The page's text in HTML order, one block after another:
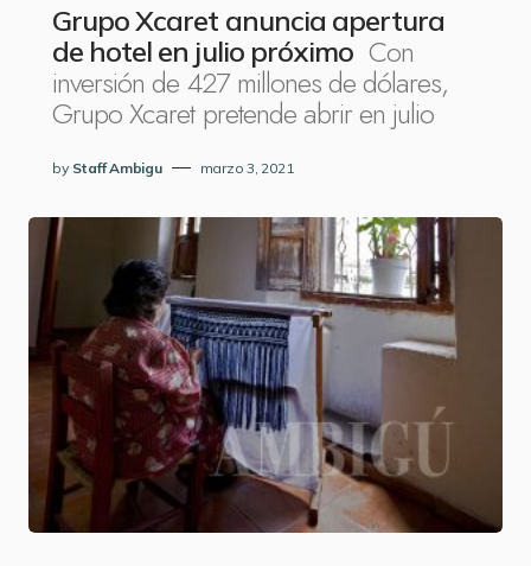
Grupo Xcaret anuncia apertura
de hotel en julio próximo Con
inversión de 427 millones de dólares,
Grupo Xcaret pretende abrir en julio
by Staff Ambigu marzo 3, 2021